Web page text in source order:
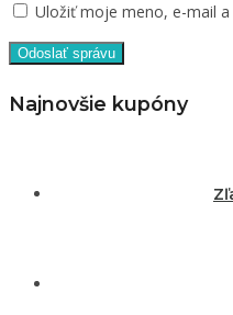
Uložiť moje meno, e-mail
Najnovšie kupóny